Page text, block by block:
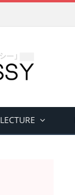
LECTURE